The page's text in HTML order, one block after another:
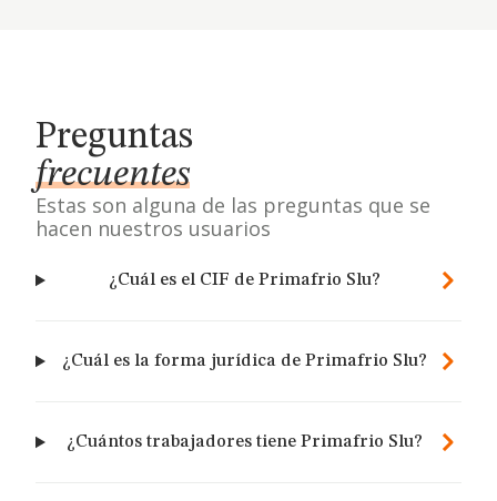
Preguntas
frecuentes
Estas son alguna de las preguntas que se
hacen nuestros usuarios
¿Cuál es el CIF de Primafrio Slu?
¿Cuál es la forma jurídica de Primafrio Slu?
¿Cuántos trabajadores tiene Primafrio Slu?